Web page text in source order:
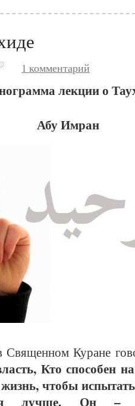
1 комментарий
лекции о
Абу Имран
Куране
Кто способен
чтобы
лучше. Он –